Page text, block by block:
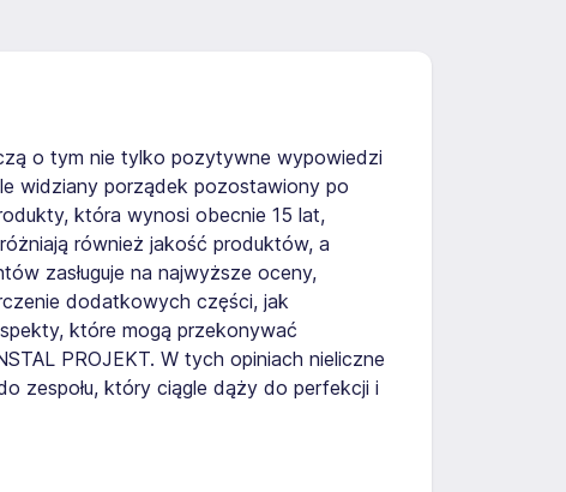
o tym nie tylko pozytywne wypowiedzi
widziany porządek pozostawiony po
która wynosi obecnie 15 lat,
również jakość produktów, a
zasługuje na najwyższe oceny,
dodatkowych części, jak
które mogą przekonywać
PROJEKT. W tych opiniach nieliczne
zespołu, który ciągle dąży do perfekcji i